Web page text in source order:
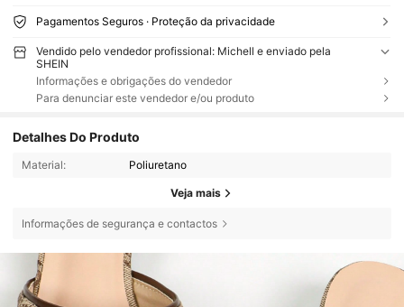
Pagamentos Seguros · Proteção da privacidade
Vendido pelo vendedor profissional: Michell e enviado pela
SHEIN
Informações e obrigações do vendedor
Para denunciar este vendedor e/ou produto
Detalhes Do Produto
Material: Poliuretano
Veja mais
Informações de segurança e contactos